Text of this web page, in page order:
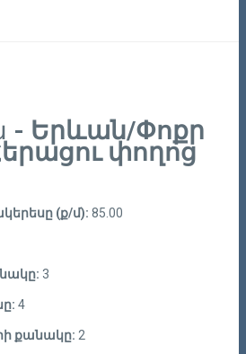
- Երևան/Փոքր
փողոց
(ք/մ): 85.00
3
4
քանակը: 2